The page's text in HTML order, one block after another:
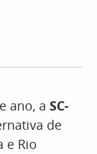
ano, a SC-
de
e Rio